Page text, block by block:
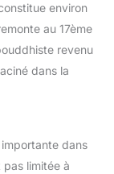
environ
au 17ème
revenu
dans la
dans
pas limitée à